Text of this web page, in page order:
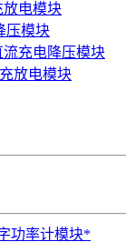
放电模块
压模块
流充电降压模块
放电模块
功率计模块*